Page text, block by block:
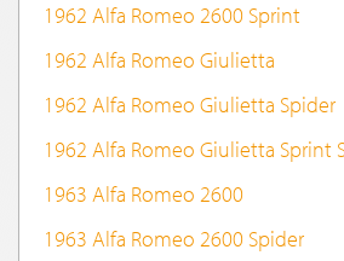
1962 Alfa Romeo 2600 Sprint
1962 Alfa Romeo Giulietta
1962 Alfa Romeo Giulietta Spider
1962 Alfa Romeo Giulietta Sprint
1963 Alfa Romeo 2600
1963 Alfa Romeo 2600 Spider